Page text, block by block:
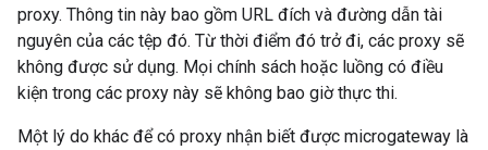
proxy. Thông tin này bao gồm URL đích và đường dẫn tài
nguyên của các tệp đó. Từ thời điểm đó trở đi, các proxy sẽ
không được sử dụng. Mọi chính sách hoặc luồng có điều
kiện trong các proxy này sẽ không bao giờ thực thi.
Một lý do khác để có proxy nhận biết được microgateway là